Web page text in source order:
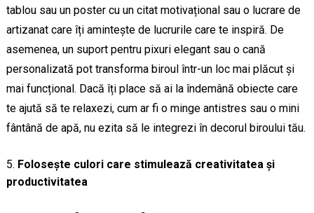
tablou sau un poster cu un citat motivațional sau o lucrare de
artizanat care îți amintește de lucrurile care te inspiră. De
asemenea, un suport pentru pixuri elegant sau o cană
personalizată pot transforma biroul într-un loc mai plăcut și
mai funcțional. Dacă îți place să ai la îndemână obiecte care
te ajută să te relaxezi, cum ar fi o minge antistres sau o mini
fântână de apă, nu ezita să le integrezi în decorul biroului tău.
Folosește culori care stimulează creativitatea și
productivitatea